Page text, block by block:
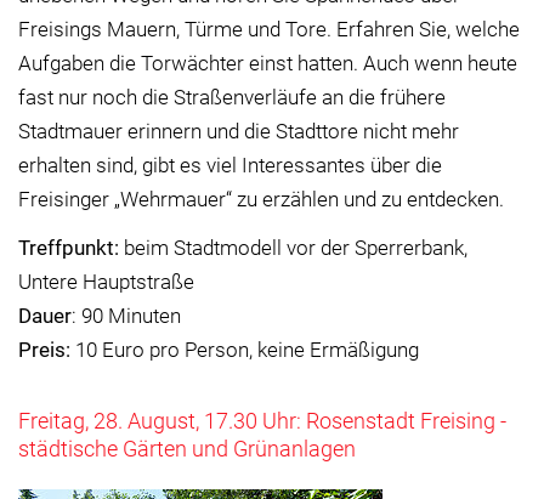
Freisings Mauern, Türme und Tore. Erfahren Sie, welche
Aufgaben die Torwächter einst hatten. Auch wenn heute
fast nur noch die Straßenverläufe an die frühere
Stadtmauer erinnern und die Stadttore nicht mehr
erhalten sind, gibt es viel Interessantes über die
Freisinger „Wehrmauer“ zu erzählen und zu entdecken.
Treffpunkt: beim Stadtmodell vor der Sperrerbank,
Untere Hauptstraße
Dauer: 90 Minuten
Preis: 10 Euro pro Person, keine Ermäßigung
Freitag, 28. August, 17.30 Uhr: Rosenstadt Freising -
städtische Gärten und Grünanlagen